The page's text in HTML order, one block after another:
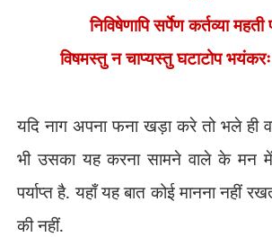
निविषेणापि सर्पेण कर्तव्या
विषमस्तु न चाप्यस्तु घटाटोप
यदि नाग अपना फना खड़ा करे तो भले ही
भी उसका यह करना सामने वाले के मन
पर्याप्त है. यहाँ यह बात कोई मानना नहीं
की नहीं.